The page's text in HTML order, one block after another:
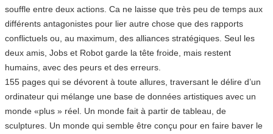
souffle entre deux actions. Ca ne laisse que très peu de temps aux
différents antagonistes pour lier autre chose que des rapports
conflictuels ou, au maximum, des alliances stratégiques. Seul les
deux amis, Jobs et Robot garde la tête froide, mais restent
humains, avec des peurs et des erreurs.
155 pages qui se dévorent à toute allures, traversant le délire d’un
ordinateur qui mélange une base de données artistiques avec un
monde «plus » réel. Un monde fait à partir de tableau, de
sculptures. Un monde qui semble être conçu pour en faire baver le